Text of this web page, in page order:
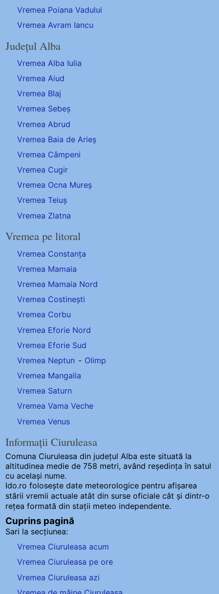
Vremea Poiana Vadului
Vremea Avram Iancu
Județul Alba
Vremea Alba Iulia
Vremea Aiud
Vremea Blaj
Vremea Sebeș
Vremea Abrud
Vremea Baia de Arieș
Vremea Câmpeni
Vremea Cugir
Vremea Ocna Mureș
Vremea Teiuș
Vremea Zlatna
Vremea pe litoral
Vremea Constanța
Vremea Mamaia
Vremea Mamaia Nord
Vremea Costinești
Vremea Corbu
Vremea Eforie Nord
Vremea Eforie Sud
Vremea Neptun - Olimp
Vremea Mangalia
Vremea Saturn
Vremea Vama Veche
Vremea Venus
Informații Ciuruleasa
Comuna Ciuruleasa din județul Alba este situată la
altitudinea medie de 758 metri, având reședința în satul
cu același nume.
Ido.ro folosește date meteorologice pentru afișarea
stării vremii actuale atât din surse oficiale cât și dintr-o
rețea formată din stații meteo independente.
Cuprins pagină
Sari la secțiunea:
Vremea Ciuruleasa acum
Vremea Ciuruleasa pe ore
Vremea Ciuruleasa azi